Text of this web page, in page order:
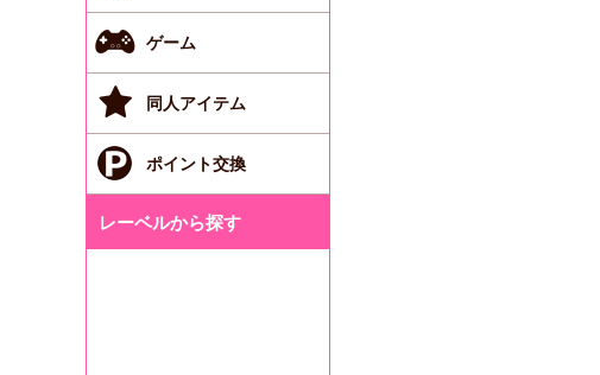
ゲーム
同人アイテム
ポイント交換
レーベルから探す